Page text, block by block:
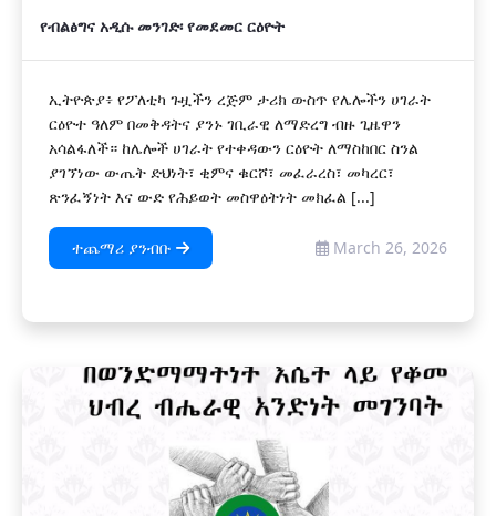
የብልፅግና አዲሱ መንገድ፡ የመደመር ርዕዮት
ኢትዮጵያ፥ የፖለቲካ ጉዟችን ረጅም ታሪክ ውስጥ የሌሎችን ሀገራት
ርዕዮተ ዓለም በመቅዳትና ያንኑ ገቢራዊ ለማድረግ ብዙ ጊዜዋን
አሳልፋለች። ከሌሎች ሀገራት የተቀዳውን ርዕዮት ለማስከበር ስንል
ያገኘነው ውጤት ድህነት፣ ቂምና ቁርሾ፣ መፈራረስ፣ መካረር፣
ጽንፈኝነት እና ውድ የሕይወት መስዋዕትነት መክፈል [...]
ተጨማሪ ያንብቡ March 26, 2026